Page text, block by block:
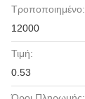
Τροποποιημένο:
12000
Τιμή:
0.53